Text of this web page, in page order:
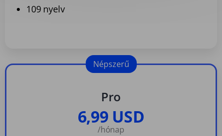
109 nyelv
Pro
6,99 USD
/hónap
Népszerű